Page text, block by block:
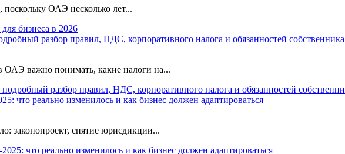
ОАЭ несколько лет...
разбор правил, НДС, корпоративного налога и обязанностей собственника
важно понимать, какие налоги на...
что реально изменилось и как бизнес должен адаптироваться
законопроект, снятие юрисдикции...